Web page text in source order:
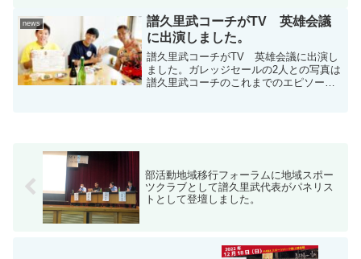
スポーツにも是非、走り方...
news
譜久里武コーチがTV 英雄会議
に出演しました。
譜久里武コーチがTV 英雄会議に出演し
ました。ガレッジセールの2人との写真は
譜久里武コーチのこれまでのエピソード
部活動地域移行フォーラムに地域スポー
ツクラブとして譜久里武代表がパネリス
トとして登壇しました。